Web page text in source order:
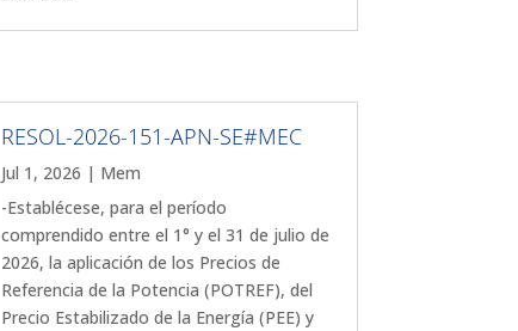
RESOL-2026-151-APN-SE#MEC
Jul 1, 2026 | Mem
-Establécese, para el período
comprendido entre el 1° y el 31 de julio de
2026, la aplicación de los Precios de
Referencia de la Potencia (POTREF), del
Precio Estabilizado de la Energía (PEE) y